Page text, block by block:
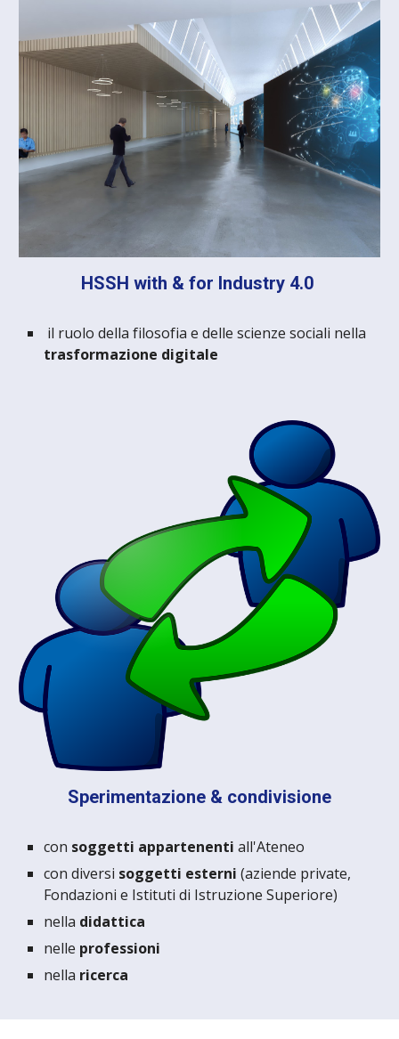
HSSH with & for Industry 4.0
il ruolo della filosofia e delle scienze sociali nella
trasformazione digitale
Sperimentazione & condivisione
con soggetti appartenentiall'Ateneo
con diversi soggetti esterni (aziende private,
Fondazioni e Istituti di Istruzione Superiore)
nella didattica
nelle professioni
nella ricerca